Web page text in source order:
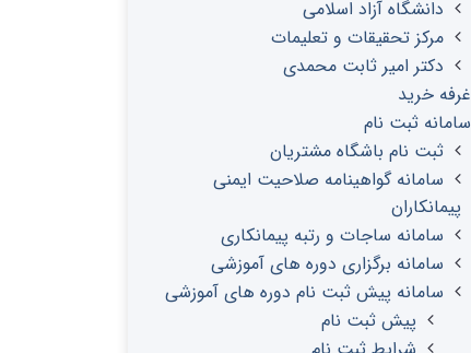
دانشگاه آزاد اسلامی
مرکز تحقیقات و تعلیمات
دکتر امیر ثابت محمدی
غرفه خرید
سامانه ثبت نام
ثبت نام باشگاه مشتریان
سامانه گواهینامه صلاحیت ایمنی
پیمانکاران
سامانه ساجات و رتبه پیمانکاری
سامانه برگزاری دوره های آموزشی
سامانه پیش ثبت نام دوره های آموزشی
پیش ثبت نام